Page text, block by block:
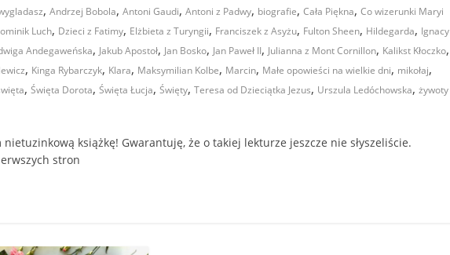
, Andrzej Bobola, Antoni Gaudi, Antoni z Padwy, biografie, Cała Piękna, Co wizerunki Maryi
Luch, Dzieci z Fatimy, Elżbieta z Turyngii, Franciszek z Asyżu, Fulton Sheen, Hildegarda, Ignacy
Andegaweńska, Jakub Apostoł, Jan Bosko, Jan Paweł II, Julianna z Mont Cornillon, Kalikst Kłoczko,
, Kinga Rybarczyk, Klara, Maksymilian Kolbe, Marcin, Małe opowieści na wielkie dni, mikołaj,
, Święta Dorota, Święta Łucja, Święty, Teresa od Dzieciątka Jezus, Urszula Ledóchowska, żywoty
nietuzinkową książkę! Gwarantuję, że o takiej lekturze jeszcze nie słyszeliście.
stron